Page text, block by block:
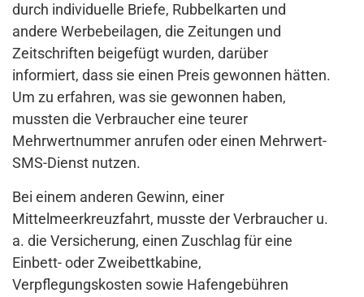
durch individuelle Briefe, Rubbelkarten und
andere Werbebeilagen, die Zeitungen und
Zeitschriften beigefügt wurden, darüber
informiert, dass sie einen Preis gewonnen hätten.
Um zu erfahren, was sie gewonnen haben,
mussten die Verbraucher eine teurer
Mehrwertnummer anrufen oder einen Mehrwert-
SMS-Dienst nutzen.
Bei einem anderen Gewinn, einer
Mittelmeerkreuzfahrt, musste der Verbraucher u.
a. die Versicherung, einen Zuschlag für eine
Einbett- oder Zweibettkabine,
Verpflegungskosten sowie Hafengebühren